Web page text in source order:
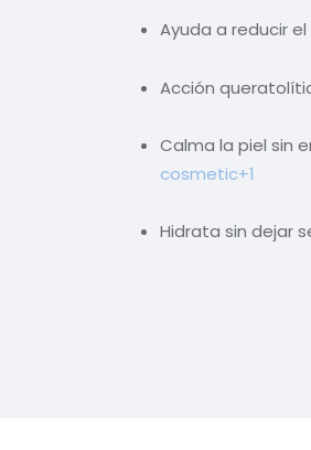
Ayuda a reducir
Acción
Calma la piel sin
cosmetic+1
Hidrata sin dejar